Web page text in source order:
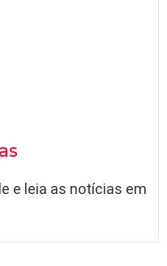
e leia as notícias em